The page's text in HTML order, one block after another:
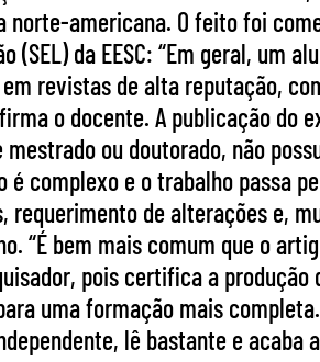
americana. O feito foi
(SEL) da EESC: “Em geral,
revistas de alta reputação,
o docente. A publicação do
ou doutorado, não
é complexo e o trabalho passa
requerimento de alterações e,
“É bem mais comum que o
pois certifica a
uma formação mais
lê bastante e